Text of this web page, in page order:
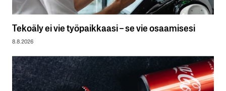
Tekoäly ei vie työpaikkaasi – se vie osaamisesi
8.8.2026